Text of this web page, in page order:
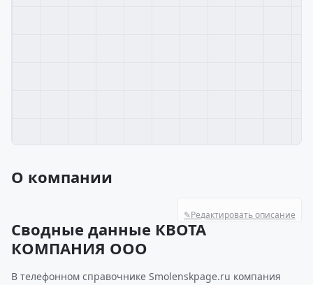
О компании
✎Редактировать описание
Сводные данные КВОТА
КОМПАНИЯ ООО
В телефонном справочнике Smolenskpage.ru компания